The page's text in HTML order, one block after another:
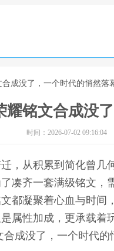
成没了，一个时代的悄然落
耀铭文合成没
时间：2026-07-02 09:16:04
，从积累到简化曾几
凑齐一套满级铭文，
都凝聚着心血与时间
属性加成，更承载
成没了，一个时代的